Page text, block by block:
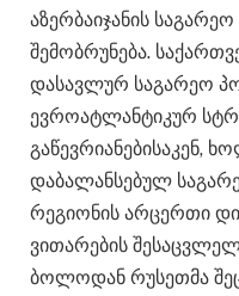
აზერბაიჯანის
შემობრუნება.
დასავლურ საგარეო
ევროატლანტიკურ
გაწევრიანებისაკენ,
დაბალანსებულ
რეგიონის არცერთი
ვითარების
ბოლოდან რუსეთმა